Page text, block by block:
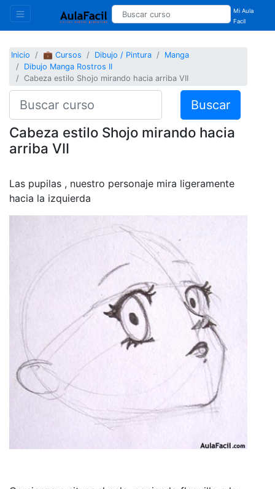
Mi Aula
Facil
Inicio 💼 Cursos Dibujo / Pintura
Manga
Dibujo Manga Rostros II
Cabeza estilo Shojo mirando hacia arriba VII
Buscar
Cabeza estilo Shojo mirando hacia
arriba VII
Las pupilas , nuestro personaje mira ligeramente
hacia la izquierda